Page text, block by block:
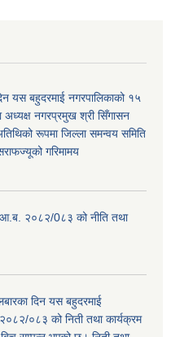
यस बहुदरमाई नगरपालिकाको १५
नगरप्रमुख श्री सिँगासन
रूपमा जिल्ला समन्वय समिति
गरिमामय
आ.ब. २०८२/0८३ को नीति तथा
दिन यस बहुदरमाई
०८३ को निती तथा कार्यक्रम